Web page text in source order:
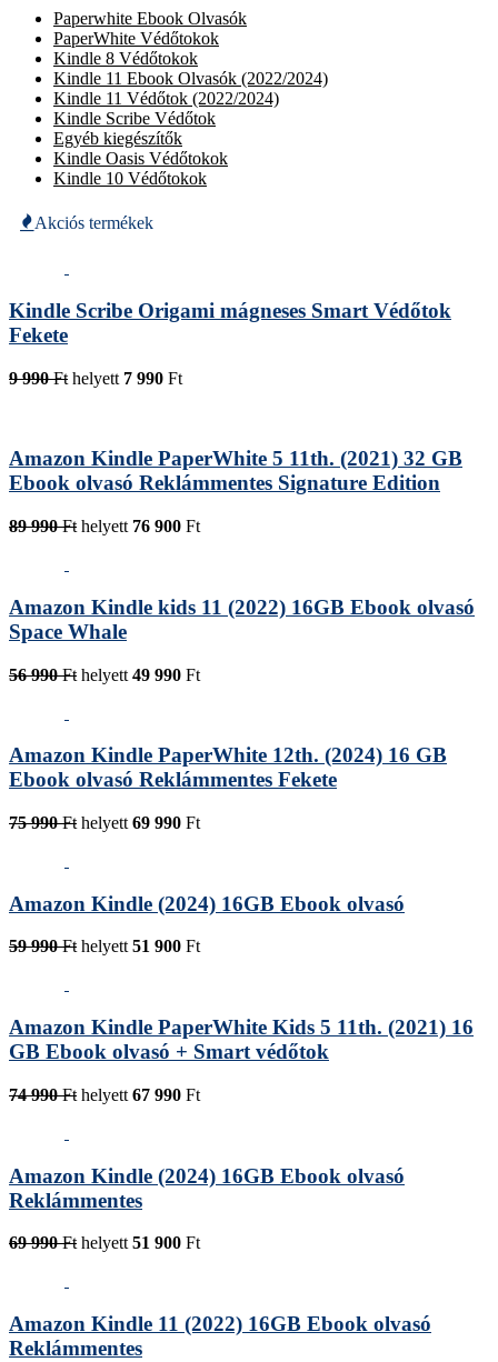
Paperwhite Ebook Olvasók
PaperWhite Védőtokok
Kindle 8 Védőtokok
Kindle 11 Ebook Olvasók (2022/2024)
Kindle 11 Védőtok (2022/2024)
Kindle Scribe Védőtok
Egyéb kiegészítők
Kindle Oasis Védőtokok
Kindle 10 Védőtokok
Akciós termékek
Kindle Scribe Origami mágneses Smart Védőtok
Fekete
9 990 Ft helyett 7 990 Ft
Amazon Kindle PaperWhite 5 11th. (2021) 32 GB
Ebook olvasó Reklámmentes Signature Edition
89 990 Ft helyett 76 900 Ft
Amazon Kindle kids 11 (2022) 16GB Ebook olvasó
Space Whale
56 990 Ft helyett 49 990 Ft
Amazon Kindle PaperWhite 12th. (2024) 16 GB
Ebook olvasó Reklámmentes Fekete
75 990 Ft helyett 69 990 Ft
Amazon Kindle (2024) 16GB Ebook olvasó
59 990 Fthelyett51 900 Ft
Amazon Kindle PaperWhite Kids 5 11th. (2021) 16
GB Ebook olvasó + Smart védőtok
74 990 Ft helyett 67 990 Ft
Amazon Kindle (2024) 16GB Ebook olvasó
Reklámmentes
69 990 Ft helyett 51 900 Ft
Amazon Kindle 11 (2022) 16GB Ebook olvasó
Reklámmentes